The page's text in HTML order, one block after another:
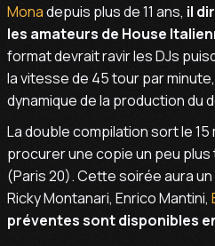
Monadepuis plus de 11 ans, il
les amateurs de House
format devrait ravir les DJs
la vitesse de 45 tour par
dynamique de la production du
La double compilation sort le
procurer une copie un peu plus
(Paris 20). Cette soirée aura
Ricky Montanari, Enrico Mantini,
préventes sont disponibles